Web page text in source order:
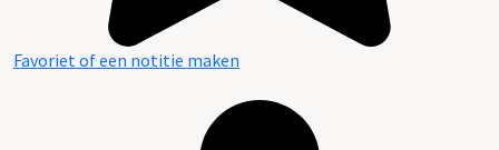
Favoriet of een notitie maken